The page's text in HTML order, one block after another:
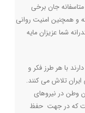
جان برخی
و همچنین امنیت روانی
شما عزیزان مایه
با هر طرز فکر و
تلاش می کنند.
وطن در نیروهای
که در جهت حفظ